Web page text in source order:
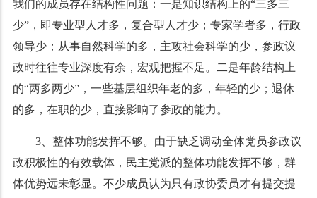
我们的成员存在结构性问题：一是知识结构上的“三多三
少”，即专业型人才多，复合型人才少；专家学者多，行政
领导少；从事自然科学的多，主攻社会科学的少，参政议
政时往往专业深度有余，宏观把握不足。二是年龄结构上
的“两多两少”，一些基层组织年老的多，年轻的少；退休
的多，在职的少，直接影响了参政的能力。
3、整体功能发挥不够。由于缺乏调动全体党员参政议
政积极性的有效载体，民主党派的整体功能发挥不够，群
体优势远未彰显。不少成员认为只有政协委员才有提交提